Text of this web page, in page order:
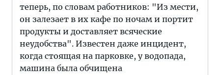
теперь, по словам работников: "Из мести,
он залезает в их кафе по ночам и портит
продукты и доставляет всяческие
неудобства". Известен даже инцидент,
когда стоящая на парковке, у водопада,
машина была обчищена